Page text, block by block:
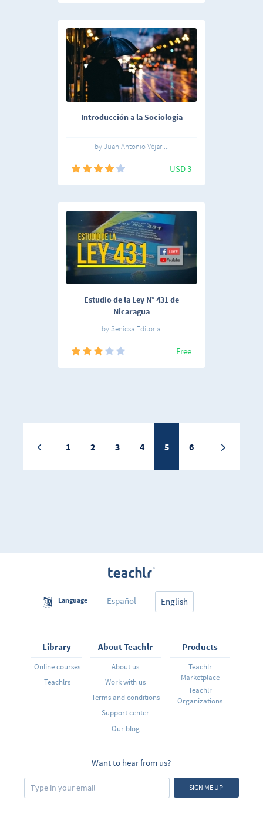
Introducción a la Sociología
by Juan Antonio Véjar ...
USD 3
Estudio de la Ley N° 431 de
Nicaragua
by Senicsa Editorial
Free
1 2 3 4 5 6
Language Español English
Library
Online courses
Teachlrs
About Teachlr
About us
Work with us
Terms and conditions
Support center
Our blog
Products
Teachlr
Marketplace
Teachlr
Organizations
Want to hear from us?
SIGN ME UP